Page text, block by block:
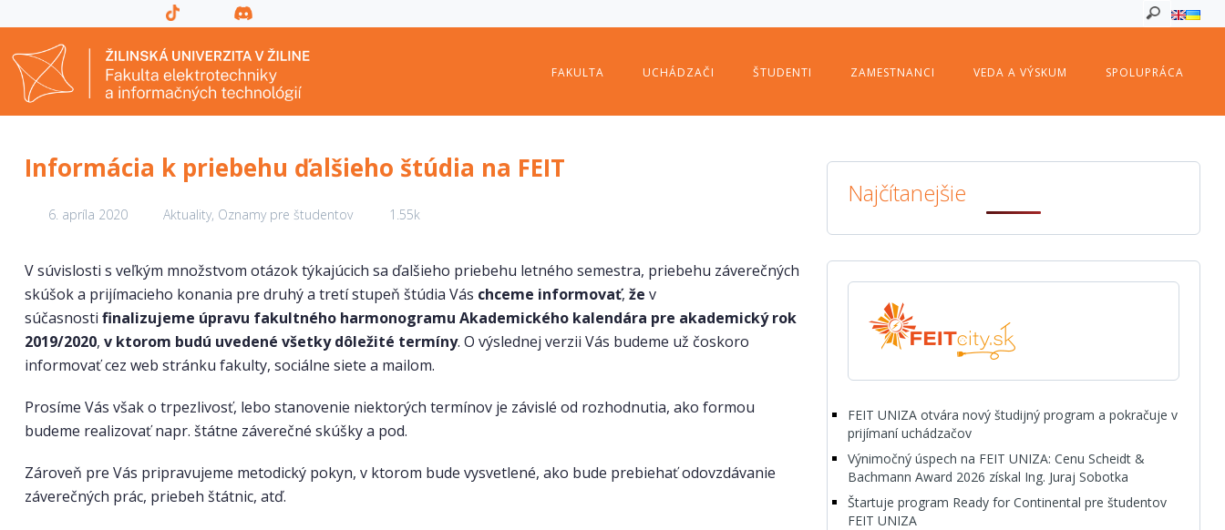
FAKULTA UCHÁDZAČI ŠTUDENTI ZAMESTNANCI VEDA A VÝSKUM SPOLUPRÁCA
Informácia k priebehu ďalšieho štúdia na FEIT
6. apríla 2020 Aktuality, Oznamy pre študentov 1.55k
V súvislosti s veľkým množstvom otázok týkajúcich sa ďalšieho priebehu letného semestra, priebehu záverečných
skúšok a prijímacieho konania pre druhý a tretí stupeň štúdia Vás chceme informovať, že v
súčasnosti finalizujeme úpravu fakultného harmonogramu Akademického kalendára pre akademický rok
2019/2020, v ktorom budú uvedené všetky dôležité termíny. O výslednej verzii Vás budeme už čoskoro
informovať cez web stránku fakulty, sociálne siete a mailom.
Prosíme Vás však o trpezlivosť, lebo stanovenie niektorých termínov je závislé od rozhodnutia, ako formou
budeme realizovať napr. štátne záverečné skúšky a pod.
Zároveň pre Vás pripravujeme metodický pokyn, v ktorom bude vysvetlené, ako bude prebiehať odovzdávanie
záverečných prác, priebeh štátnic, atď.
Najčítanejšie
FEIT UNIZA otvára nový študijný program a pokračuje v
prijímaní uchádzačov
Výnimočný úspech na FEIT UNIZA: Cenu Scheidt &
Bachmann Award 2026 získal Ing. Juraj Sobotka
Štartuje program Ready for Continental pre študentov
FEIT UNIZA